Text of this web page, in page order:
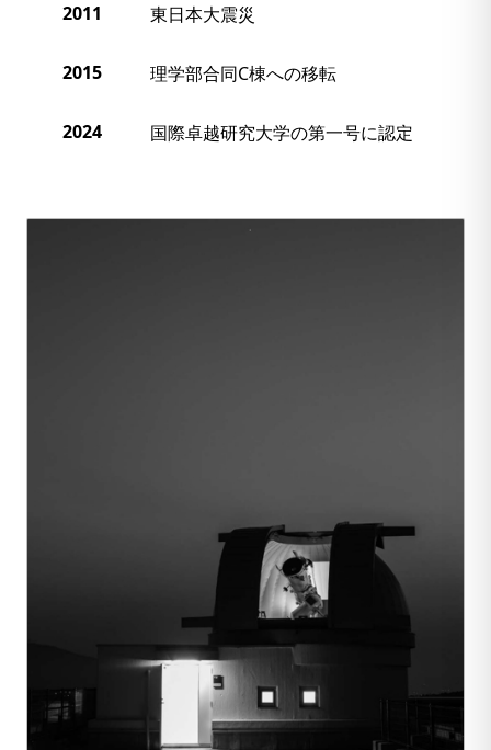
2011 東日本大震災
2015 理学部合同C棟への移転
2024 国際卓越研究大学の第一号に認定